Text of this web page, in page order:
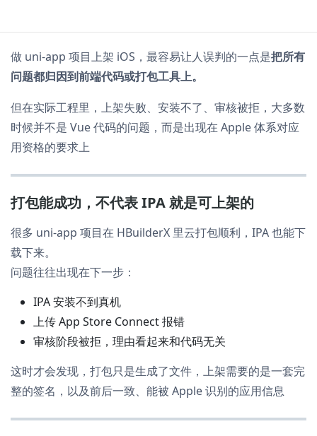
做 uni-app 项目上架 iOS，最容易让人误判的一点是把所有
问题都归因到前端代码或打包工具上。
但在实际工程里，上架失败、安装不了、审核被拒，大多数
时候并不是 Vue 代码的问题，而是出现在 Apple 体系对应
用资格的要求上
打包能成功，不代表 IPA 就是可上架的
很多 uni-app 项目在 HBuilderX 里云打包顺利，IPA 也能下
载下来。
问题往往出现在下一步：
IPA 安装不到真机
上传 App Store Connect 报错
审核阶段被拒，理由看起来和代码无关
这时才会发现，打包只是生成了文件，上架需要的是一套完
整的签名，以及前后一致、能被 Apple 识别的应用信息